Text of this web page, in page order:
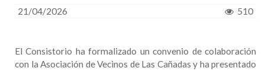
21/04/2026 510
El Consistorio ha formalizado un convenio de colaboración
con la Asociación de Vecinos de Las Cañadas y ha presentado